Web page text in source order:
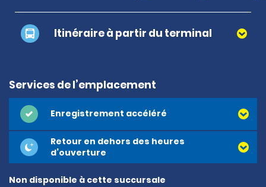
Itinéraire à partir du terminal
Services de l’emplacement
Enregistrement accéléré
Retour en dehors des heures
d’ouverture
Non disponible à cette succursale